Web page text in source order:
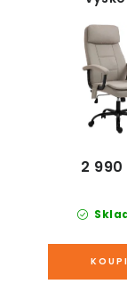
židle,
béžová 63 x
121
2 990